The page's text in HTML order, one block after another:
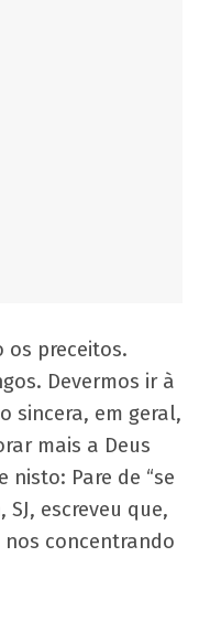
os preceitos.
Devermos ir à
sincera, em geral,
mais a Deus
nisto: Pare de “se
SJ, escreveu que,
concentrando